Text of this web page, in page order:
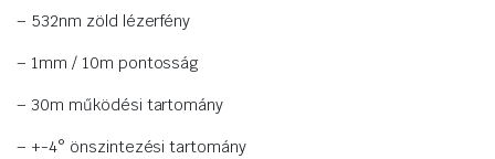
– 532nm zöld lézerfény
– 1mm / 10m pontosság
– 30m működési tartomány
– +-4° önszintezési tartomány